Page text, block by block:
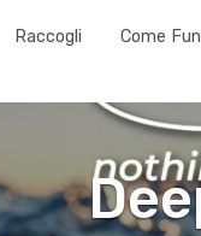
Raccogli Come